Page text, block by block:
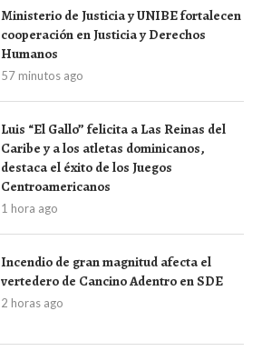
Ministerio de Justicia y UNIBE fortalecen
cooperación en Justicia y Derechos
Humanos
57 minutos ago
Luis “El Gallo” felicita a Las Reinas del
Caribe y a los atletas dominicanos,
destaca el éxito de los Juegos
Centroamericanos
1 hora ago
Incendio de gran magnitud afecta el
vertedero de Cancino Adentro en SDE
2 horas ago